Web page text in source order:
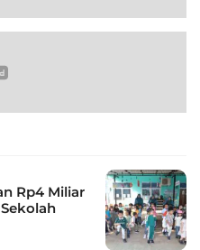
Rp4 Miliar